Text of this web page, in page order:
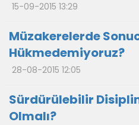
15-09-2015 13:29
Müzakerelerde
Hükmedemiyoruz?
28-08-2015 12:05
Sürdürülebilir Disiplin
Olmalı?